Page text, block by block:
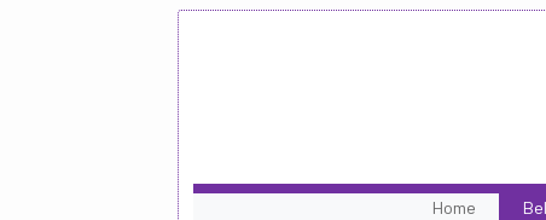
Home